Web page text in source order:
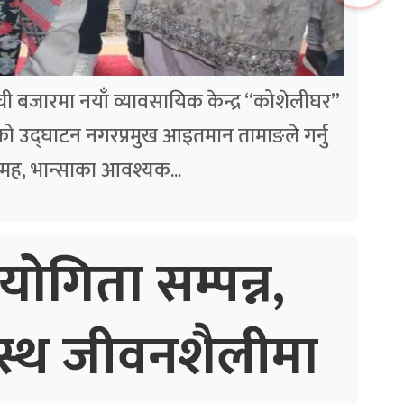
बजारमा नयाँ व्यावसायिक केन्द्र “कोशेलीघर”
उद्घाटन नगरप्रमुख आइतमान तामाङले गर्नु
भान्साका आवश्यक...
सम्पन्न,
जीवनशैलीमा